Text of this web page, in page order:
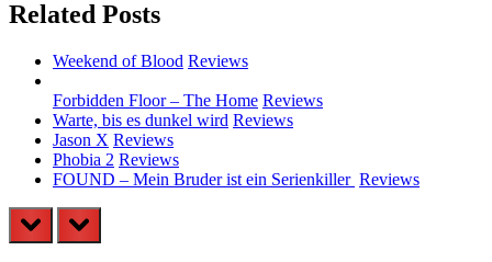
Related Posts
Weekend of Blood Reviews
Forbidden Floor – The Home Reviews
Warte, bis es dunkel wird Reviews
Jason X Reviews
Phobia 2 Reviews
FOUND – Mein Bruder ist ein Serienkiller Reviews
prev next